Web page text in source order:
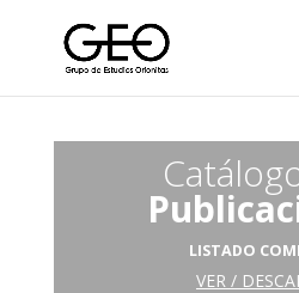
LISTADO
VER /